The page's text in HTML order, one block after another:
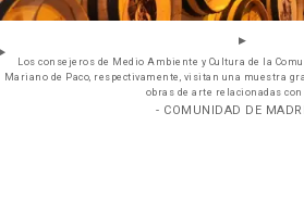
Los consejeros de Medio Ambiente y Cultura de la
Mariano de Paco, respectivamente, visitan una muestra
obras de arte relacionadas
- COMUNIDAD DE